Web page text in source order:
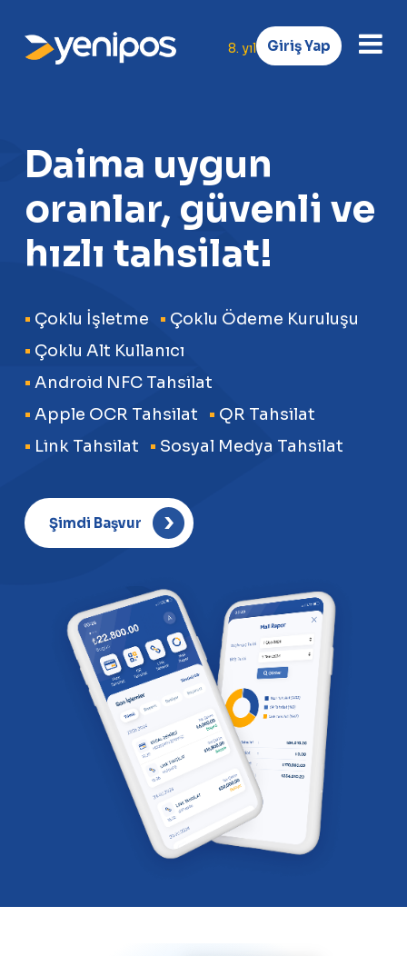
8. yıl Giriş Yap
Daima uygun
oranlar, güvenli ve
hızlı tahsilat!
• Çoklu İşletme • Çoklu Ödeme Kuruluşu
• Çoklu Alt Kullanıcı
• Android NFC Tahsilat
• Apple OCR Tahsilat • QR Tahsilat
• Link Tahsilat • Sosyal Medya Tahsilat
Şimdi Başvur